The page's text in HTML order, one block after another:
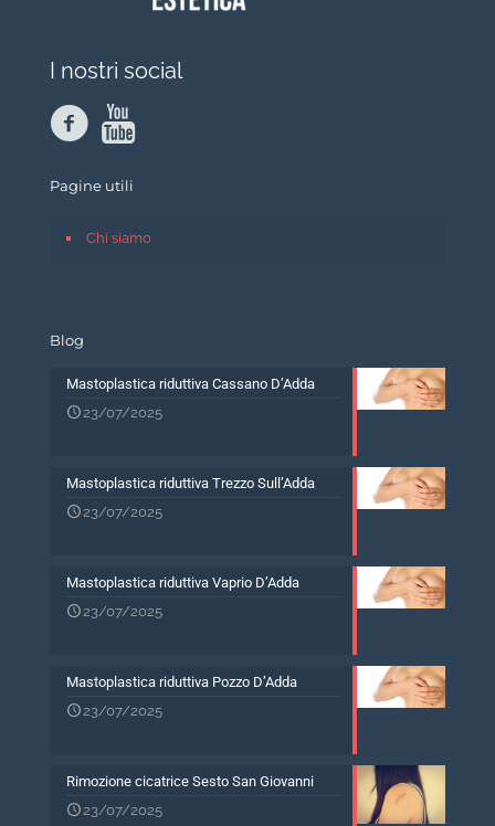
I nostri social
Pagine utili
Chi siamo
Blog
Mastoplastica riduttiva Cassano D’Adda
23/07/2025
Mastoplastica riduttiva Trezzo Sull’Adda
23/07/2025
Mastoplastica riduttiva Vaprio D’Adda
23/07/2025
Mastoplastica riduttiva Pozzo D’Adda
23/07/2025
Rimozione cicatrice Sesto San Giovanni
23/07/2025